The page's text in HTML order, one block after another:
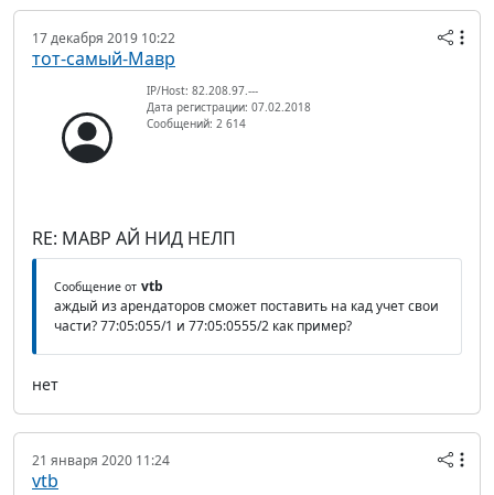
17 декабря 2019 10:22
тот-самый-Мавр
IP/Host: 82.208.97.---
Дата регистрации: 07.02.2018
Сообщений: 2 614
RE: МАВР АЙ НИД НЕЛП
Сообщение от vtb
аждый из арендаторов сможет поставить на кад учет свои
части? 77:05:055/1 и 77:05:0555/2 как пример?
нет
21 января 2020 11:24
vtb